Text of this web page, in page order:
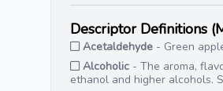
Descriptor Definitions
Acetaldehyde - Green
Alcoholic - The aroma,
ethanol and higher alcohols.